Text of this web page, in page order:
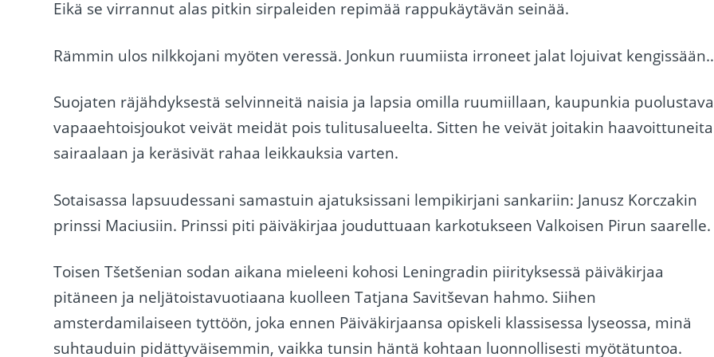
Eikä se virrannut alas pitkin sirpaleiden repimää rappukäytävän seinää.
Rämmin ulos nilkkojani myöten veressä. Jonkun ruumiista irroneet jalat lojuivat
Suojaten räjähdyksestä selvinneitä naisia ja lapsia omilla ruumiillaan, kaupunkia
vapaaehtoisjoukot veivät meidät pois tulitusalueelta. Sitten he veivät joitakin haavoittuneita
sairaalaan ja keräsivät rahaa leikkauksia varten.
Sotaisassa lapsuudessani samastuin ajatuksissani lempikirjani sankariin: Janusz Korczakin
prinssi Maciusiin. Prinssi piti päiväkirjaa jouduttuaan karkotukseen Valkoisen Pirun saarelle.
Toisen Tšetšenian sodan aikana mieleeni kohosi Leningradin piirityksessä päiväkirjaa
pitäneen ja neljätoistavuotiaana kuolleen Tatjana Savitševan hahmo. Siihen
amsterdamilaiseen tyttöön, joka ennen Päiväkirjaansa opiskeli klassisessa lyseossa, minä
suhtauduin pidättyväisemmin, vaikka tunsin häntä kohtaan luonnollisesti myötätuntoa.